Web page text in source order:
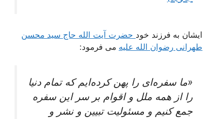
ایشان به فرزند خود حضرت آیت الله حاج سید محسن
طهرانی رضوان الله علیه می فرمود:
«ما سفره‌‏اى را پهن كرده‏‌ايم كه تمام دنيا
را از همه ملل و اقوام بر سر اين سفره
جمع كنيم و مسئولیت تبیین و نشر و